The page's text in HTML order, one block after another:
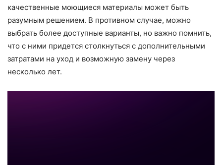
качественные моющиеся материалы может быть
разумным решением. В противном случае, можно
выбрать более доступные варианты, но важно помнить,
что с ними придется столкнуться с дополнительными
затратами на уход и возможную замену через
несколько лет.